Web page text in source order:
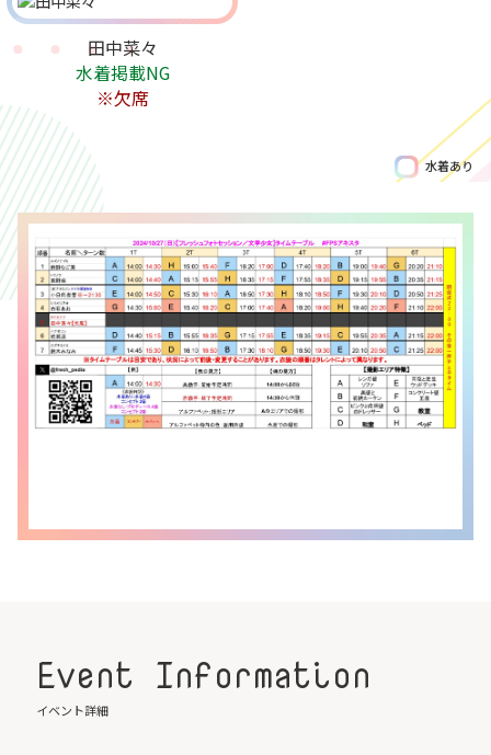
田中菜々
水着掲載NG
※欠席
水着あり
Event Information
イベント詳細